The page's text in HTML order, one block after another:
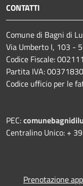
CONTATTI
Comune di Bagni di
Via Umberto I, 103 -
Codice Fiscale:
Partita IVA:
Codice ufficio per le
PEC:
Centralino Unico: +
Prenotazione